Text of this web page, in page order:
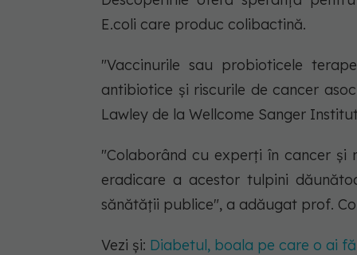
E.coli care produc colibactină.
"Vaccinurile sau probioticele
antibiotice și riscurile de cancer
Lawley de la Wellcome Sanger
"Colaborând cu experți în cancer și
eradicare a acestor tulpini
sănătății publice", a adăugat prof.
Vezi și: Diabetul, boala pe care o ai